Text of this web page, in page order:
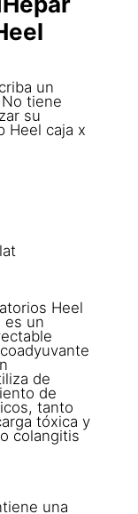
un
tiene
su
Heel caja x
Heel
es un
de
de
tanto
tóxica y
colangitis
una